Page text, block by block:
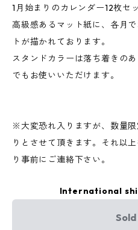
1月始まりのカレンダー12枚セ
高級感あるマット紙に、各月
トが描かれております。
スタンドカラーは落ち着きの
でもお使いいただけます。
※大変恐れ入りますが、数量
りとさせて頂きます。それ以
り事前にご連絡下さい。
International